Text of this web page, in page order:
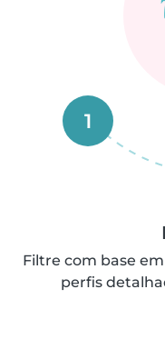
1
Filtre com base
perfis